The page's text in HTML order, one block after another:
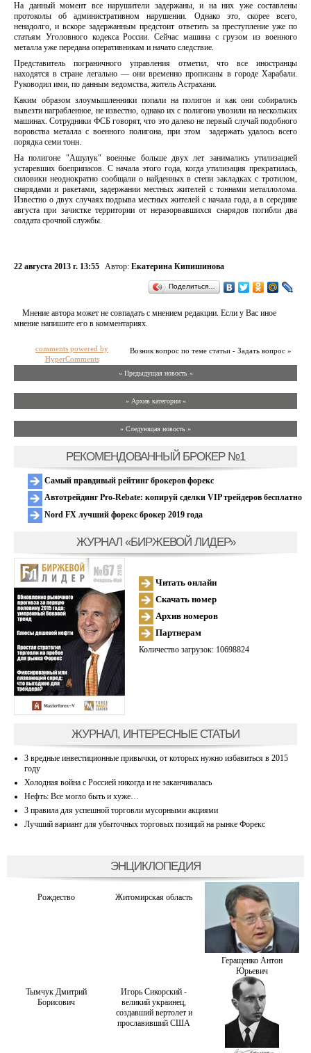
На данный момент все нарушители задержаны, и на них уже составлены
протоколы об административном нарушении. Однако это, скорее всего,
ненадолго, и вскоре задержанным предстоит ответить за преступление уже по
статьям Уголовного кодекса России. Сейчас машина с грузом из военного
металла уже передана оперативникам и начато следствие.
Представитель пограничного управления отметил, что все иностранцы
находятся в стране легально — они временно прописаны в городе Харабали.
Руководил ими, по данным ведомства, житель Астрахани.
Каким образом злоумышленники попали на полигон и как они собирались
вывезти награбленное, не известно, однако их с полигона увозили на нескольких
машинах. Сотрудники ФСБ говорят, что это далеко не первый случай подобного
воровства металла с военного полигона, при этом задержать удалось всего
порядка семи тонн.
На полигоне "Ашулук" военные больше двух лет занимались утилизацией
устаревших боеприпасов. С начала этого года, когда утилизация прекратилась,
силовики неоднократно сообщали о найденных в степи закладках с тротилом,
снарядами и ракетами, задержании местных жителей с тоннами металлолома.
Известно о двух случаях подрыва местных жителей с начала года, а в середине
августа при зачистке территории от неразорвавшихся снарядов погибли два
солдата срочной службы.
22 августа 2013 г. 13:55 Автор: Екатерина Кипишинова
Поделиться…
Мнение автора может не совпадать с мнением редакции. Если у Вас иное
мнение напишите его в комментариях.
Возник вопрос по теме статьи - Задать вопрос »
comments powered by
HyperComments
« Предыдущая новость «
» Архив категории «
» Следующая новость »
РЕКОМЕНДОВАННЫЙ БРОКЕР №1
Самый правдивый рейтинг брокеров форекс
Автотрейдинг Pro-Rebate: копируй сделки VIP трейдеров бесплатно
Nord FX лучший форекс брокер 2019 года
ЖУРНАЛ «БИРЖЕВОЙ ЛИДЕР»
Читать онлайн
Скачать номер
Архив номеров
Партнерам
Количество загрузок: 10698824
ЖУРНАЛ, ИНТЕРЕСНЫЕ СТАТЬИ
3 вредные инвестиционные привычки, от которых нужно избавиться в 2015
году
Холодная война с Россией никогда и не заканчивалась
Нефть: Все могло быть и хуже…
3 правила для успешной торговли мусорными акциями
Лучший вариант для убыточных торговых позиций на рынке Форекс
ЭНЦИКЛОПЕДИЯ
Рождество Житомирская область
Геращенко Антон
Юрьевич
Тымчук Дмитрий
Борисович
Игорь Сикорский -
великий украинец,
создавший вертолет и
прославивший США